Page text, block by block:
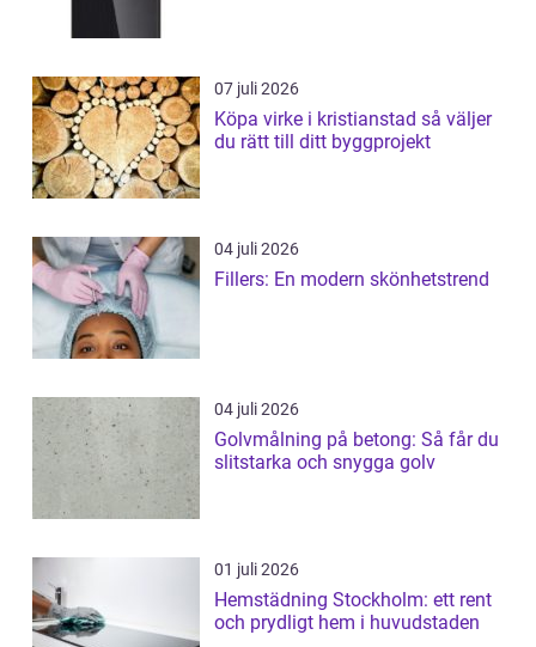
07 juli 2026
Köpa virke i kristianstad så väljer
du rätt till ditt byggprojekt
04 juli 2026
Fillers: En modern skönhetstrend
04 juli 2026
Golvmålning på betong: Så får du
slitstarka och snygga golv
01 juli 2026
Hemstädning Stockholm: ett rent
och prydligt hem i huvudstaden